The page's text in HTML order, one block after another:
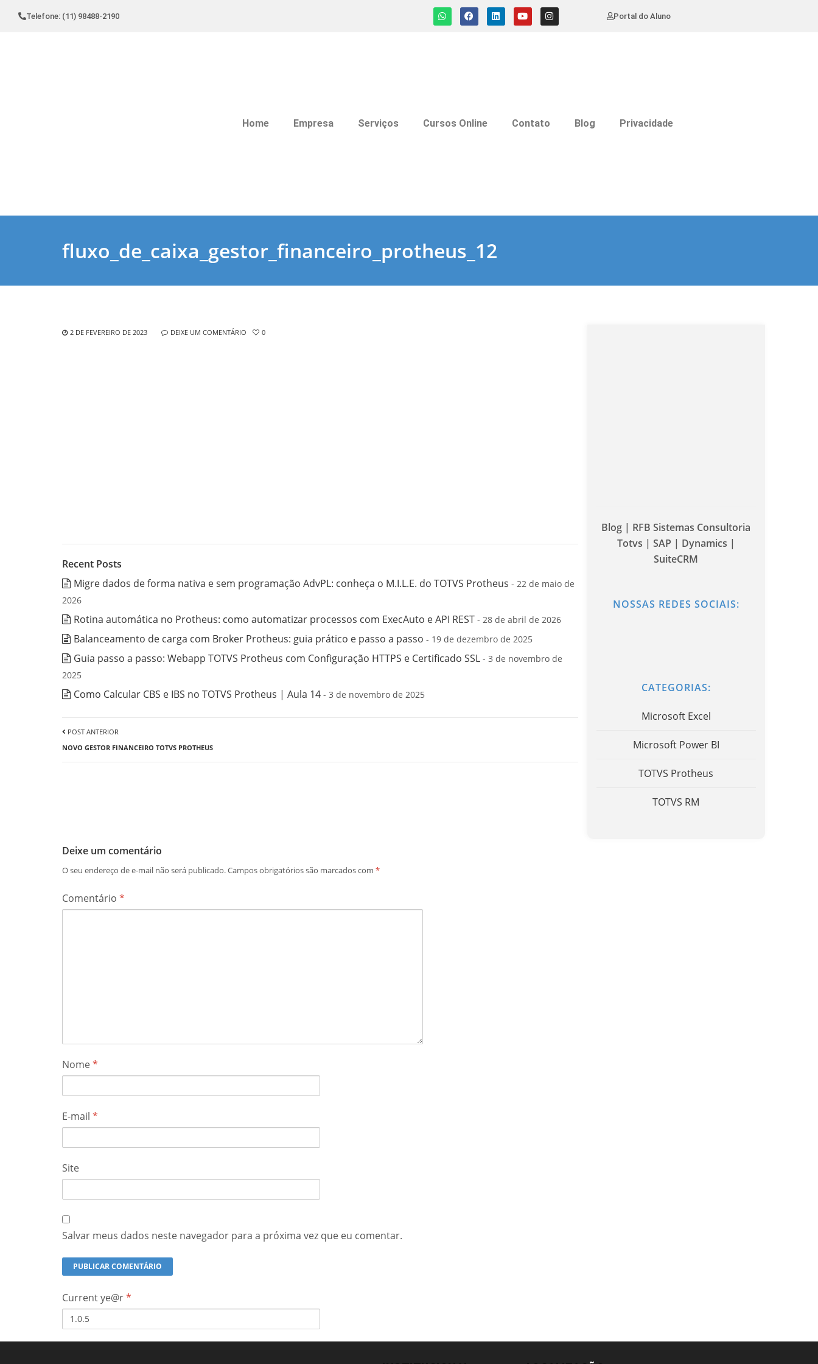
Telefone: (11) 98488-2190 Portal do Aluno
Home Empresa Serviços Cursos Online Contato Blog Privacidade
fluxo_de_caixa_gestor_financeiro_protheus_12
2 DE FEVEREIRO DE 2023 DEIXE UM COMENTÁRIO 0
Recent Posts
Migre dados de forma nativa e sem programação AdvPL: conheça o M.I.L.E. do TOTVS Protheus - 22 de maio de
2026
Rotina automática no Protheus: como automatizar processos com ExecAuto e API REST - 28 de abril de 2026
Balanceamento de carga com Broker Protheus: guia prático e passo a passo - 19 de dezembro de 2025
Guia passo a passo: Webapp TOTVS Protheus com Configuração HTTPS e Certificado SSL - 3 de novembro de
2025
Como Calcular CBS e IBS no TOTVS Protheus | Aula 14 - 3 de novembro de 2025
POST ANTERIOR
NOVO GESTOR FINANCEIRO TOTVS PROTHEUS
Deixe um comentário
O seu endereço de e-mail não será publicado.Campos obrigatórios são marcados com *
Comentário *
Nome*
E-mail *
Site
Salvar meus dados neste navegador para a próxima vez que eu comentar.
Current ye@r*
Blog | RFB Sistemas Consultoria
Totvs | SAP | Dynamics |
SuiteCRM
NOSSAS REDES SOCIAIS:
CATEGORIAS:
Microsoft Excel
Microsoft Power BI
TOTVS Protheus
TOTVS RM